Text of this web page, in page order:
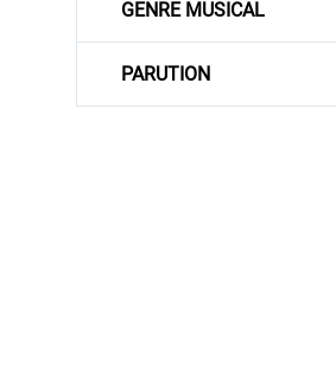
GENRE MUSICAL
PARUTION